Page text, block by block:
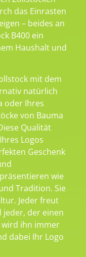
das Einrasten
– beides an
B400 ein
Haushalt und
mit dem
natürlich
oder Ihres
von Bauma
Qualität
Logos
Geschenk
wie
Tradition. Sie
Jeder freut
jeder, der einen
ihn immer
dabei Ihr Logo